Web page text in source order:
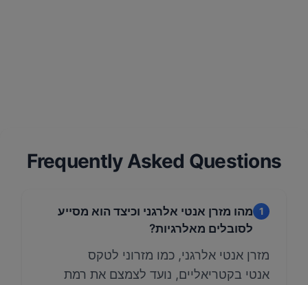
Frequently Asked Questions
1 מהו מזרן אנטי אלרגני וכיצד הוא מסייע
לסובלים מאלרגיות?
מזרן אנטי אלרגני, כמו מזרוני לטקס
אנטי בקטריאליים, נועד לצמצם את רמת